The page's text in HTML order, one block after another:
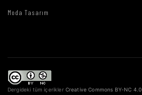
Moda Tasarım
Dergideki tüm içerikler Creative Commons BY-NC 4.0